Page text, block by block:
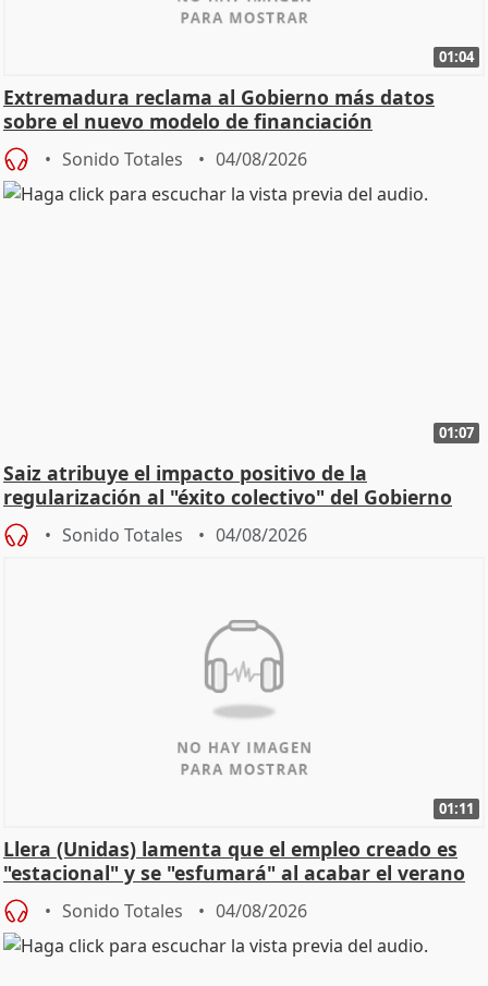
01:04
Extremadura reclama al Gobierno más datos
sobre el nuevo modelo de financiación
Sonido Totales 04/08/2026
01:07
Saiz atribuye el impacto positivo de la
regularización al "éxito colectivo" del Gobierno
Sonido Totales 04/08/2026
01:11
Llera (Unidas) lamenta que el empleo creado es
"estacional" y se "esfumará" al acabar el verano
Sonido Totales 04/08/2026